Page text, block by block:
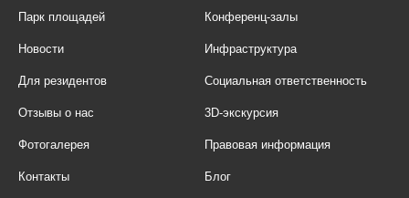
Парк площадей Конференц-залы
Новости Инфраструктура
Для резидентов Социальная ответственность
Отзывы о нас 3D-экскурсия
Фотогалерея Правовая информация
Контакты Блог